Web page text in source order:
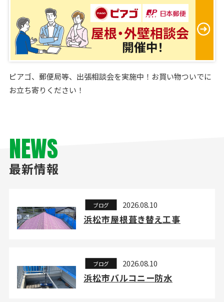
ピアゴ、郵便局等、出張相談会を実施中！お買い物ついでに
お立ち寄りください！
NEWS
最新情報
ブログ 2026.08.10
浜松市屋根葺き替え工事
ブログ 2026.08.10
浜松市バルコニー防水